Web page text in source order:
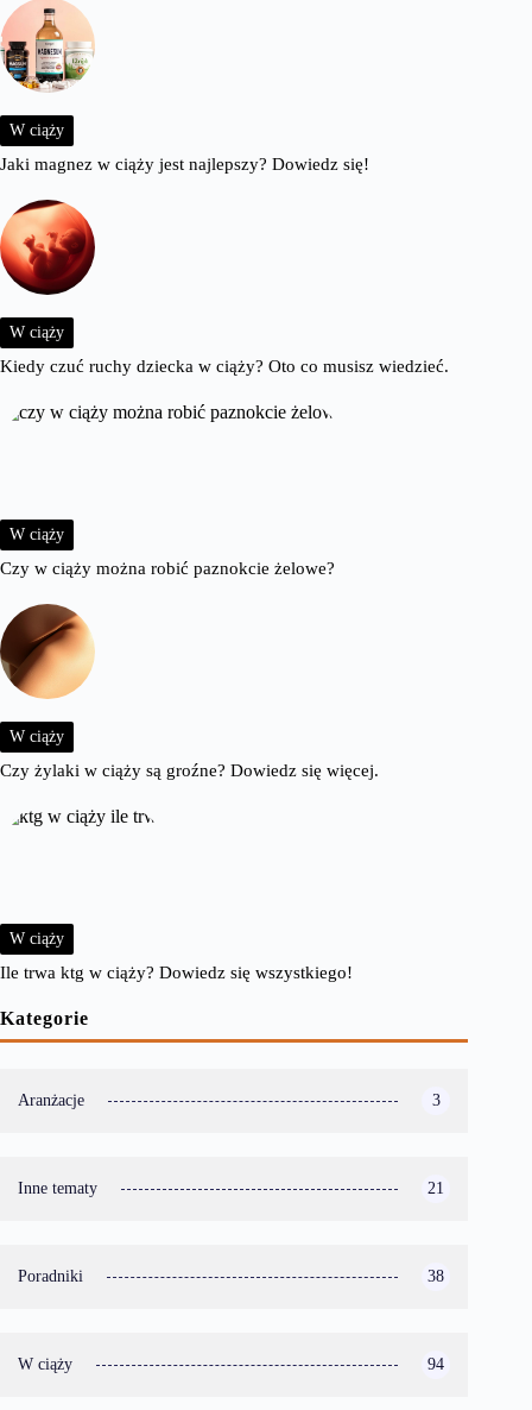
W ciąży
Jaki magnez w ciąży jest najlepszy? Dowiedz się!
W ciąży
Kiedy czuć ruchy dziecka w ciąży? Oto co musisz wiedzieć.
W ciąży
Czy w ciąży można robić paznokcie żelowe?
W ciąży
Czy żylaki w ciąży są groźne? Dowiedz się więcej.
W ciąży
Ile trwa ktg w ciąży? Dowiedz się wszystkiego!
Kategorie
Aranżacje 3
Inne tematy 21
Poradniki 38
W ciąży 94